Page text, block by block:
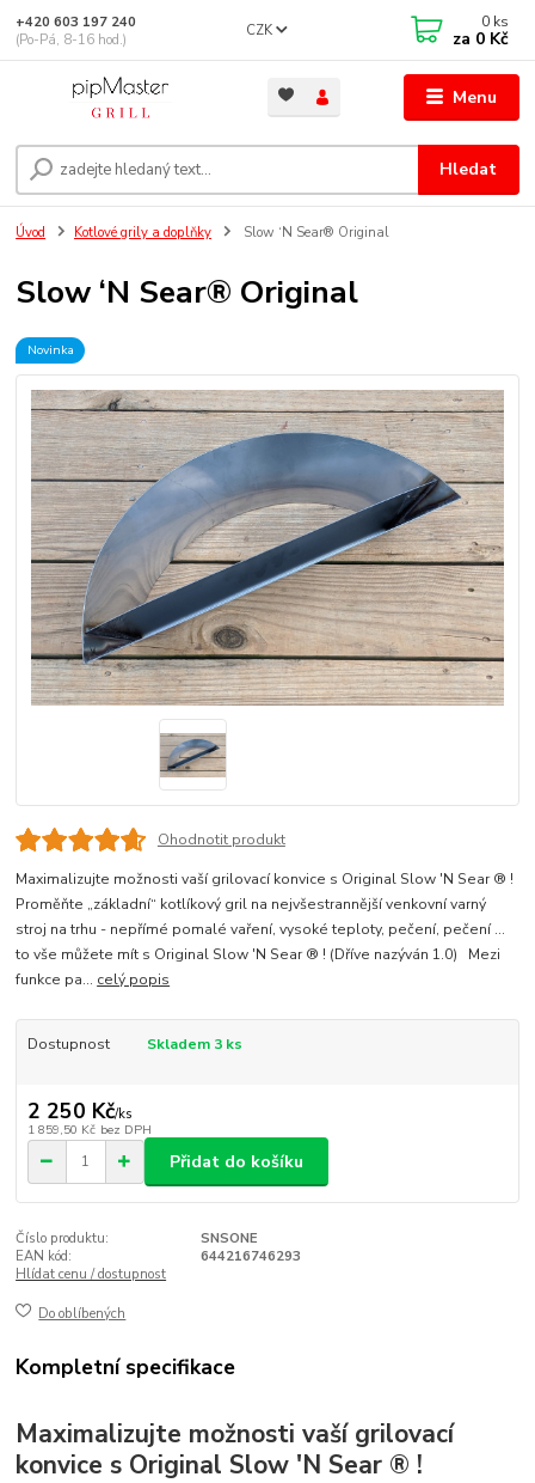
Menu
CZK
Hledat
+420 603 197 240
(Po-Pá, 8-16 hod.)
0 ks
za 0 Kč
Úvod Kotlové grily a doplňky Slow ‘N Sear® Original
Slow ‘N Sear® Original
Novinka
Ohodnotit produkt
Maximalizujte možnosti vaší grilovací konvice s Original Slow 'N Sear ® !
Proměňte „základní“ kotlíkový gril na nejvšestrannější venkovní varný
stroj na trhu - nepřímé pomalé vaření, vysoké teploty, pečení, pečení ...
to vše můžete mít s Original Slow 'N Sear ® ! (Dříve nazýván 1.0) Mezi
funkce pa... celý popis
Dostupnost Skladem 3 ks
2 250 Kč/ks
1 859,50 Kč bez DPH
Přidat do košíku
Číslo produktu:
SNSONE
EAN kód:
644216746293
Hlídat cenu / dostupnost
Do oblíbených
Kompletní specifikace
Maximalizujte možnosti vaší grilovací
konvice s Original Slow 'N Sear ® !